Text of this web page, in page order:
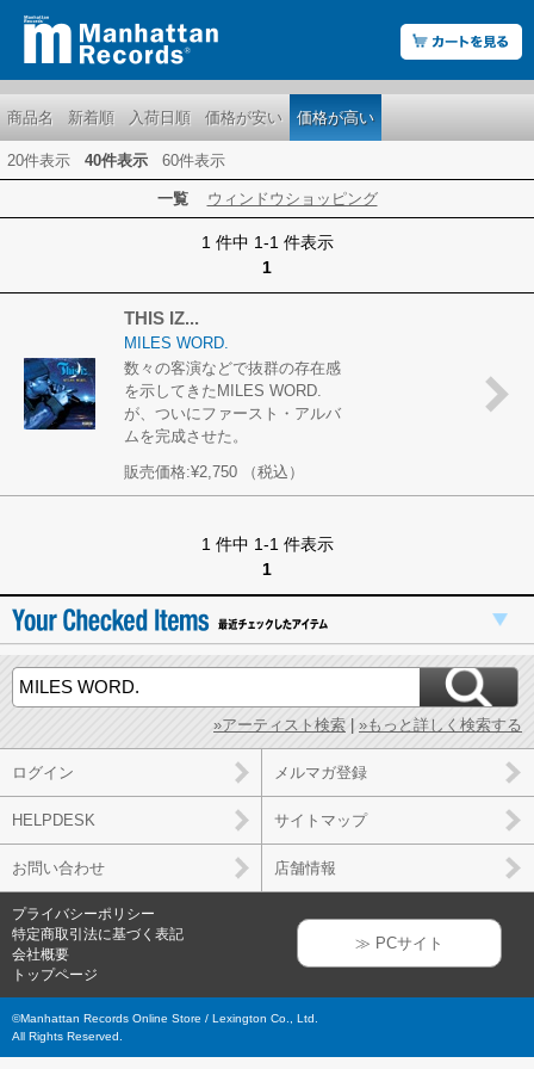
商品名 新着順 入荷日順 価格が安い 価格が高い
20件表示 40件表示 60件表示
一覧 ウィンドウショッピング
1 件中 1-1 件表示
1
THIS IZ...
MILES WORD.
数々の客演などで抜群の存在感
を示してきたMILES WORD.
が、ついにファースト・アルバ
ムを完成させた。
販売価格:¥2,750 （税込）
1 件中 1-1 件表示
1
»アーティスト検索 | »もっと詳しく検索する
ログイン メルマガ登録
HELPDESK サイトマップ
お問い合わせ 店舗情報
プライバシーポリシー
特定商取引法に基づく表記
会社概要
トップページ
≫ PCサイト
©Manhattan Records Online Store / Lexington Co., Ltd.
All Rights Reserved.